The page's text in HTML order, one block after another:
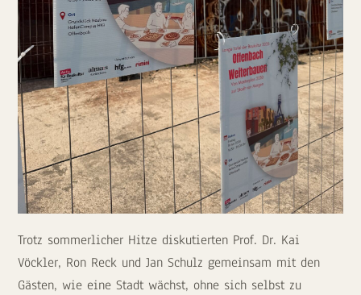
Trotz sommerlicher Hitze diskutierten Prof. Dr. Kai
Vöckler, Ron Reck und Jan Schulz gemeinsam mit den
Gästen, wie eine Stadt wächst, ohne sich selbst zu